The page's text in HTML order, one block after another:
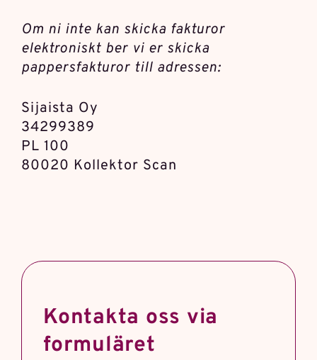
Om ni inte kan skicka fakturor
elektroniskt ber vi er skicka
pappersfakturor till adressen:
Sijaista Oy
34299389
PL 100
80020 Kollektor Scan
Kontakta oss via
formuläret